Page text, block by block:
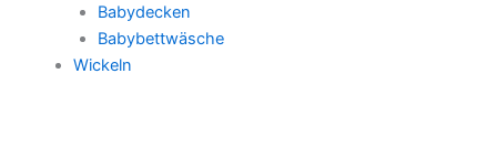
Babydecken
Babybettwäsche
Wickeln